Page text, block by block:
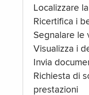
Localizzare
Ricertifica i
Segnalare le
Visualizza i
Invia
Richiesta di
prestazioni